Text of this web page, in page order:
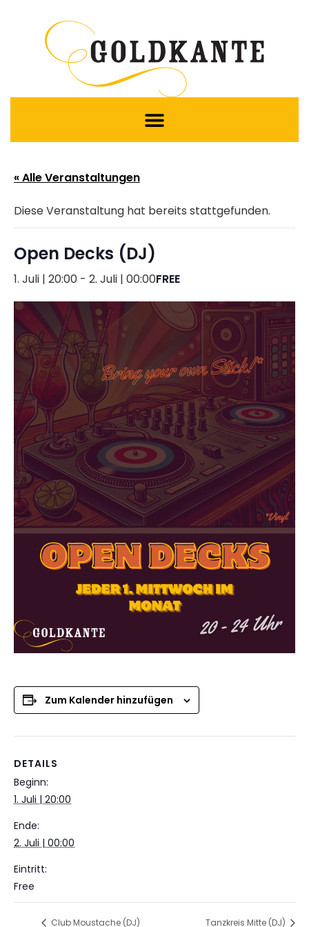
« Alle Veranstaltungen
Diese Veranstaltung hat bereits stattgefunden.
Open Decks (DJ)
1. Juli | 20:00 - 2. Juli | 00:00FREE
Zum Kalender hinzufügen
DETAILS
Beginn:
1. Juli | 20:00
Ende:
2. Juli | 00:00
Eintritt:
Free
Club Moustache (DJ) Tanzkreis Mitte (DJ)